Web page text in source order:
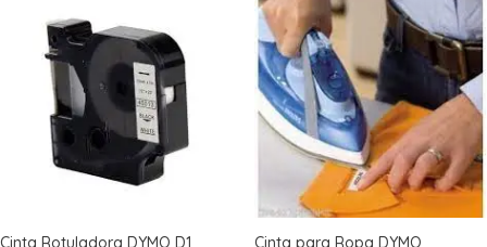
Cinta Rotuladora DYMO D1
Cinta para Ropa DYMO